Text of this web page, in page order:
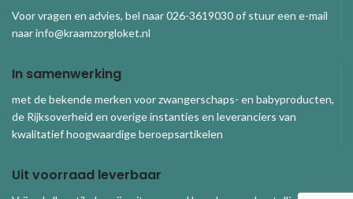
Voor vragen en advies, bel naar 026-3619030 of stuur een e-mail
naar info@kraamzorgloket.nl
In samenwerking
met de bekende merken voor zwangerschaps- en babyproducten,
de Rijksoverheid en overige instanties en leveranciers van
kwalitatief hoogwaardige beroepsartikelen
Uit voorraad leverbaar